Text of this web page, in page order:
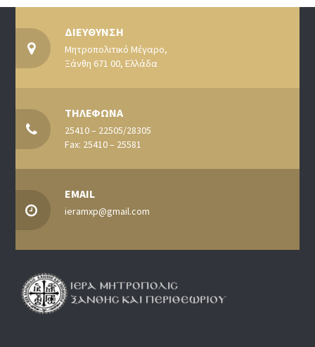
ΔΙΕΥΘΥΝΣΗ
Μητροπολιτικό Μέγαρο,
Ξάνθη 671 00, Ελλάδα
ΤΗΛΕΦΩΝΑ
25410 – 22505/28305
Fax: 25410 – 25581
EMAIL
ieramxp@gmail.com